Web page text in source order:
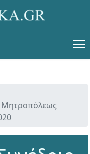
Μητροπόλεως